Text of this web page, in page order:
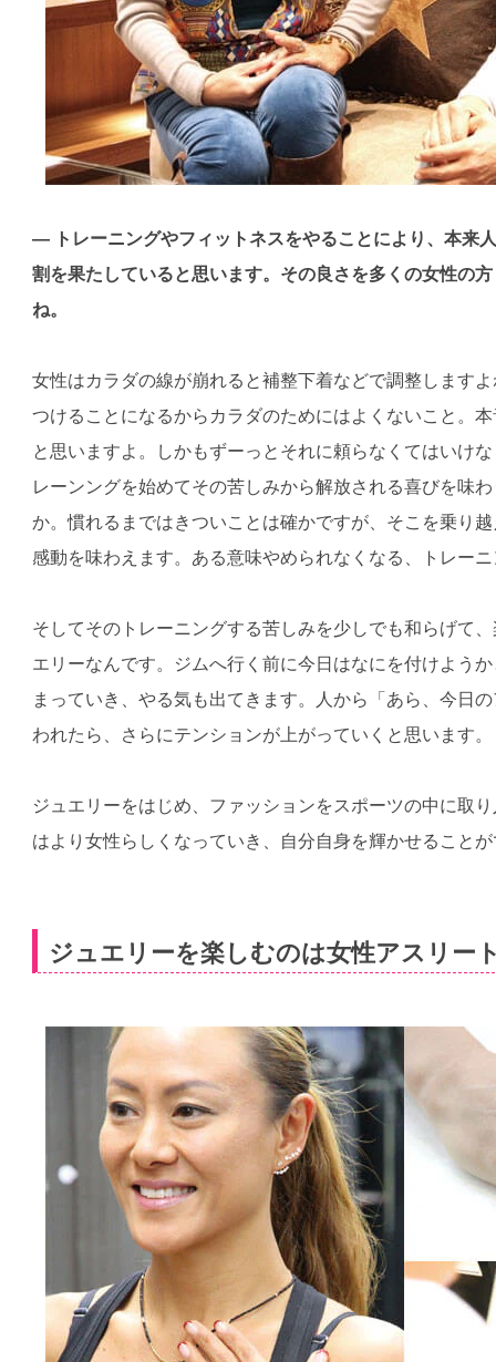
— トレーニングやフィットネスをやることにより、本来
割を果たしていると思います。その良さを多くの女性の
ね。
女性はカラダの線が崩れると補整下着などで調整します
つけることになるからカラダのためにはよくないこと。
と思いますよ。しかもずーっとそれに頼らなくてはいけ
レーンングを始めてその苦しみから解放される喜びを味
か。慣れるまではきついことは確かですが、そこを乗り
感動を味わえます。ある意味やめられなくなる、トレー
そしてそのトレーニングする苦しみを少しでも和らげて
エリーなんです。ジムへ行く前に今日はなにを付けよう
まっていき、やる気も出てきます。人から「あら、今日
われたら、さらにテンションが上がっていくと思います。
ジュエリーをはじめ、ファッションをスポーツの中に取
はより女性らしくなっていき、自分自身を輝かせること
ジュエリーを楽しむのは女性アスリー